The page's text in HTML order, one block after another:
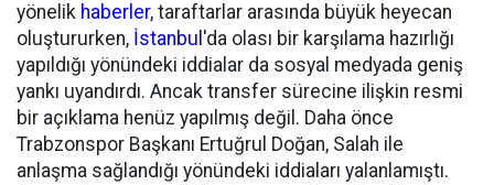
yönelik haberler, taraftarlar arasında büyük heyecan
oluştururken, İstanbul 'da olası bir karşılama hazırlığı
yapıldığı yönündeki iddialar da sosyal medyada geniş
yankı uyandırdı. Ancak transfer sürecine ilişkin resmi
bir açıklama henüz yapılmış değil. Daha önce
Trabzonspor Başkanı Ertuğrul Doğan, Salah ile
anlaşma sağlandığı yönündeki iddiaları yalanlamıştı.